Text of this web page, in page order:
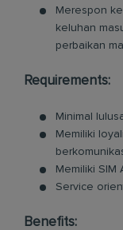
Merespon
keluhan
perbaikan
Requirements:
Minimal
Memiliki
Memiliki SIM
Service
Benefits: